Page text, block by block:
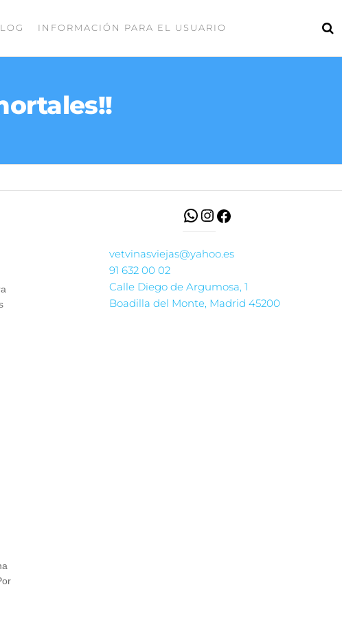
INFORMACIÓN PARA EL USUARIO
vetvinasviejas@yahoo.es
91 632 00 02
Calle Diego de Argumosa, 1
Boadilla del Monte, Madrid 45200